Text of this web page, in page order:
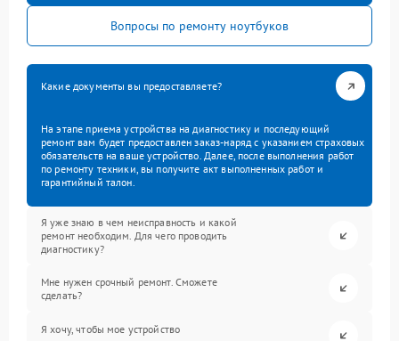
Вопросы по ремонту ноутбуков
Какие документы вы предоставляете?
На этапе приема устройства на диагностику и последующий
ремонт вам будет предоставлен заказ-наряд с указанием страховых
обязательств на ваше устройство. Далее, после выполнения работ
по ремонту техники, вы получите акт выполненных работ и
гарантийный талон.
Я уже знаю в чем неисправность и какой
ремонт необходим. Для чего проводить
диагностику?
Мне нужен срочный ремонт. Сможете
сделать?
Я хочу, чтобы мое устройство